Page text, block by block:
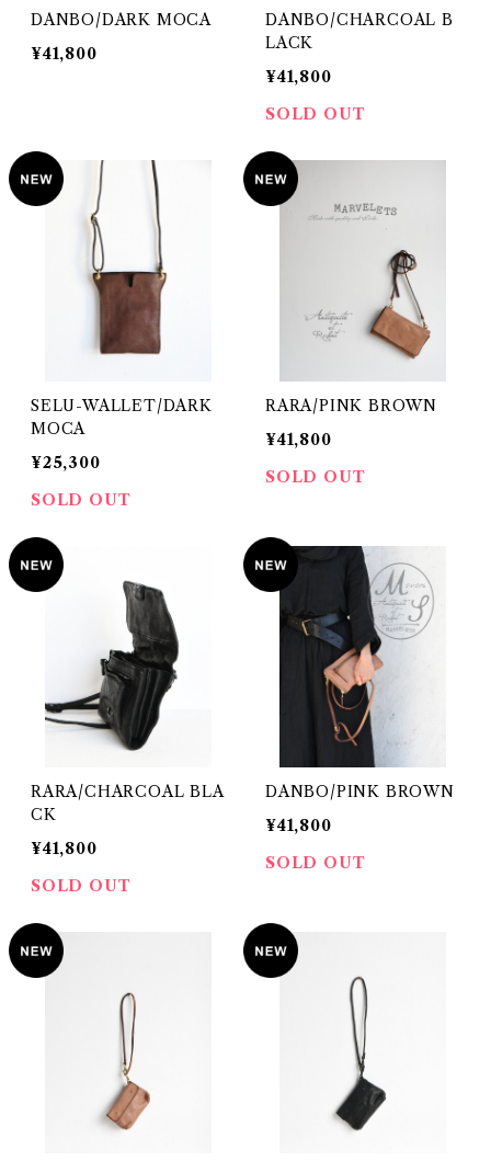
DANBO/DARK MOCA
¥41,800
DANBO/CHARCOAL B
LACK
¥41,800
SOLD OUT
SELU-WALLET/DARK
MOCA
¥25,300
SOLD OUT
RARA/PINK BROWN
¥41,800
SOLD OUT
RARA/CHARCOAL BLA
CK
¥41,800
SOLD OUT
DANBO/PINK BROWN
¥41,800
SOLD OUT